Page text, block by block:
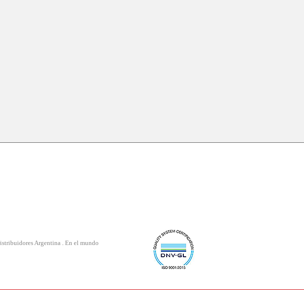
Argentina . En el mundo